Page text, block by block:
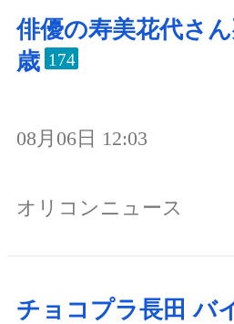
俳優の寿美花代さ
歳 174
08月06日 12:03
オリコンニュース
チョコプラ長田 バ